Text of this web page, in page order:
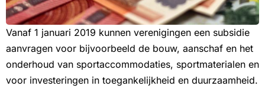
Vanaf 1 januari 2019 kunnen verenigingen een subsidie
aanvragen voor bijvoorbeeld de bouw, aanschaf en het
onderhoud van sportaccommodaties, sportmaterialen en
voor investeringen in toegankelijkheid en duurzaamheid.